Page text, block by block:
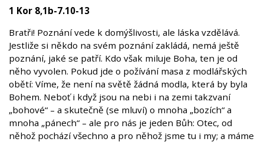
1 Kor 8,1b-7.10-13
Bratři! Poznání vede k domýšlivosti, ale láska vzdělává.
Jestliže si někdo na svém poznání zakládá, nemá ještě
poznání, jaké se patří. Kdo však miluje Boha, ten je od
něho vyvolen. Pokud jde o požívání masa z modlářských
obětí: Víme, že není na světě žádná modla, která by byla
Bohem. Neboť i když jsou na nebi i na zemi takzvaní
„bohové“ – a skutečně (se mluví) o mnoha „bozích“ a
mnoha „pánech“ – ale pro nás je jeden Bůh: Otec, od
něhož pochází všechno a pro něhož jsme tu i my; a máme